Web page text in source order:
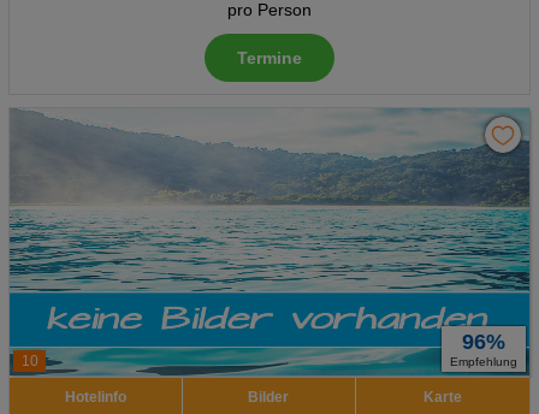
pro Person
Termine
10
96%
Empfehlung
Hotelinfo Bilder Karte